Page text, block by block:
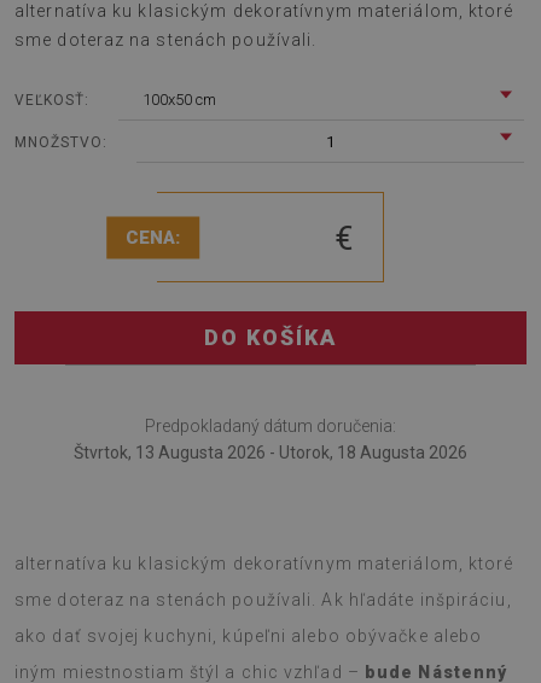
alternatíva ku klasickým dekoratívnym materiálom, ktoré
sme doteraz na stenách používali.
VEĽKOSŤ: 100x50 cm
MNOŽSTVO: 1
CENA: €
DO KOŠÍKA
Predpokladaný dátum doručenia:
Štvrtok, 13 Augusta 2026 - Utorok, 18 Augusta 2026
alternatíva ku klasickým dekoratívnym materiálom, ktoré
sme doteraz na stenách používali. Ak hľadáte inšpiráciu,
ako dať svojej kuchyni, kúpeľni alebo obývačke alebo
iným miestnostiam štýl a chic vzhľad – bude Nástenný